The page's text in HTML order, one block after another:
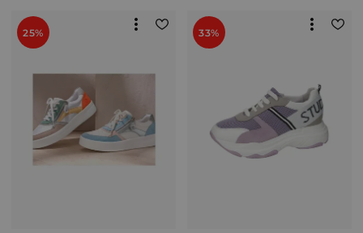
25% 33%